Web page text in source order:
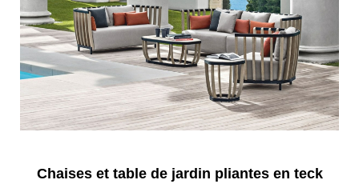
Chaises et table de jardin pliantes en teck